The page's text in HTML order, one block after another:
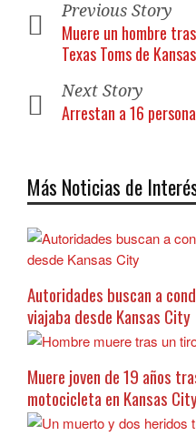
Previous Story
Muere un hombre
Texas Toms de
Next Story
Arrestan a 16
Más Noticias de
Autoridades buscan a
viajaba desde Kansas City
Muere joven de 19 años
motocicleta en Kansas